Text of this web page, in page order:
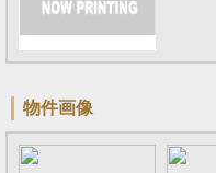
物件画像